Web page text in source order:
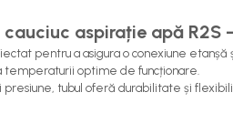
cauciuc aspirație apă
pentru a asigura o conexiune
optime de funcționare.
tubul oferă durabilitate și